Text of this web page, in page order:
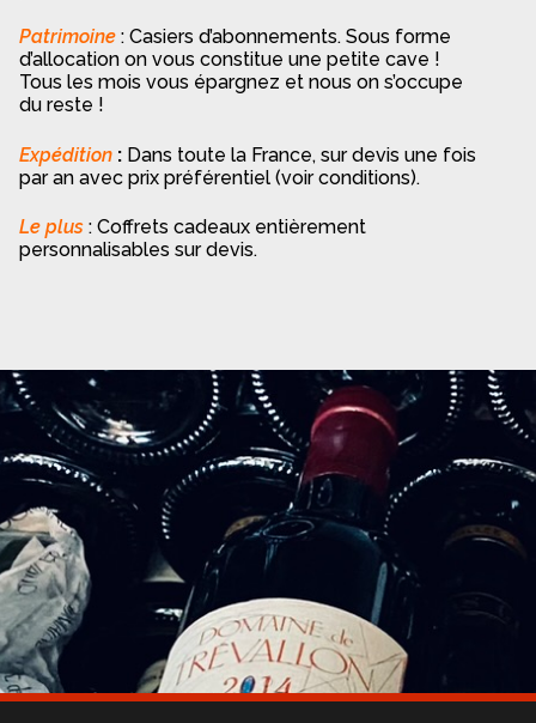
Patrimoine : Casiers d’abonnements. Sous forme
d’allocation on vous constitue une petite cave !
Tous les mois vous épargnez et nous on s’occupe
du reste !
Expédition : Dans toute la France, sur devis une fois
par an avec prix préférentiel (voir conditions).
Le plus : Coffrets cadeaux entièrement
personnalisables sur devis.